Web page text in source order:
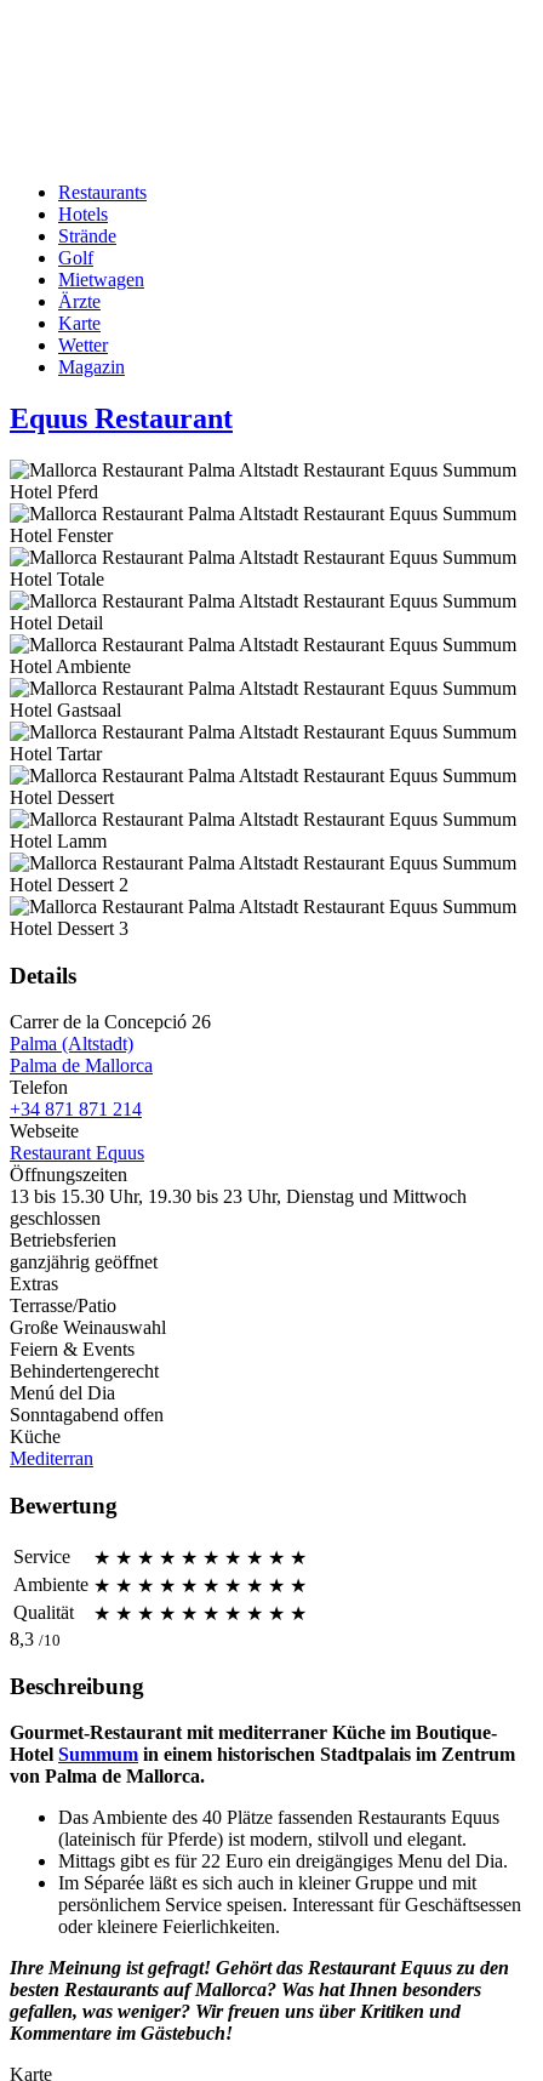
Hauptnavigation
Restaurants
Hotels
Strände
Golf
Mietwagen
Ärzte
Karte
Wetter
Magazin
Equus Restaurant
Details
Carrer de la Concepció 26
Palma (Altstadt)
Palma de Mallorca
Telefon
+34 871 871 214
Webseite
Restaurant Equus
Öffnungszeiten
13 bis 15.30 Uhr, 19.30 bis 23 Uhr, Dienstag und Mittwoch
geschlossen
Betriebsferien
ganzjährig geöffnet
Extras
Terrasse/Patio
Große Weinauswahl
Feiern & Events
Behindertengerecht
Menú del Dia
Sonntagabend offen
Küche
Mediterran
Bewertung
Service ★ ★ ★ ★ ★ ★ ★ ★ ★ ★
Ambiente ★ ★ ★ ★ ★ ★ ★ ★ ★ ★
Qualität
★ ★ ★ ★ ★ ★ ★ ★ ★ ★
8,3 /10
Beschreibung
Gourmet-Restaurant mit mediterraner Küche im Boutique-
Hotel Summum in einem historischen Stadtpalais im Zentrum
von Palma de Mallorca.
Das Ambiente des 40 Plätze fassenden Restaurants Equus
(lateinisch für Pferde) ist modern, stilvoll und elegant.
Mittags gibt es für 22 Euro ein dreigängiges Menu del Dia.
​Im Séparée läßt es sich auch in kleiner Gruppe und mit
persönlichem Service speisen. Interessant für Geschäftsessen
oder kleinere Feierlichkeiten.
Ihre Meinung ist gefragt! Gehört das RestaurantEquus zu den
besten Restaurants auf Mallorca? Was hat Ihnen besonders
gefallen, was weniger? Wir freuen uns über Kritiken und
Kommentare im Gästebuch!
Karte